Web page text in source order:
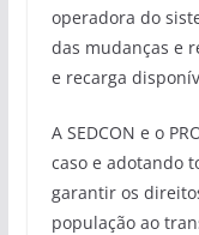
operadora do
das mudanças e
e recarga
A SEDCON e o
caso e adotando
garantir os
população ao